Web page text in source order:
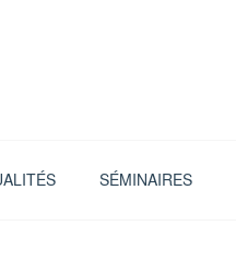
SÉMINAIRES